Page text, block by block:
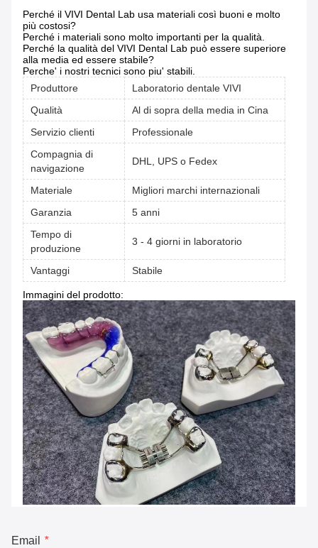
Perché il VIVI Dental Lab usa materiali così buoni e molto
più costosi?
Perché i materiali sono molto importanti per la qualità.
Perché la qualità del VIVI Dental Lab può essere superiore
alla media ed essere stabile?
Perche' i nostri tecnici sono piu' stabili.
Produttore
Laboratorio dentale VIVI
Qualità
Al di sopra della media in Cina
Servizio clienti
Professionale
Compagnia di
navigazione
DHL, UPS o Fedex
Materiale
Migliori marchi internazionali
Garanzia
5 anni
Tempo di
produzione
3 - 4 giorni in laboratorio
Vantaggi Stabile
Immagini del prodotto:
Email *